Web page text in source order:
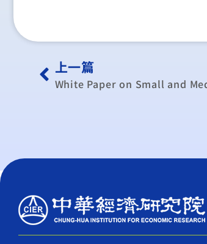
上一篇
White Paper on Small and